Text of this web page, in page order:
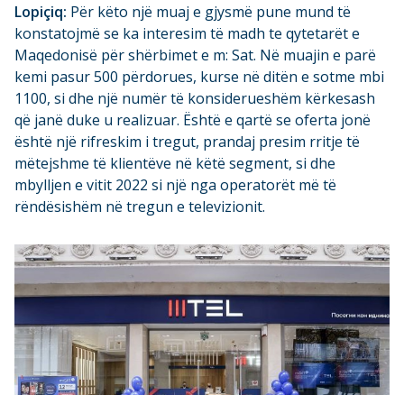
Lopiçiq: Për këto një muaj e gjysmë pune mund të
konstatojmë se ka interesim të madh te qytetarët e
Maqedonisë për shërbimet e m: Sat. Në muajin e parë
kemi pasur 500 përdorues, kurse në ditën e sotme mbi
1100, si dhe një numër të konsiderueshëm kërkesash
që janë duke u realizuar. Është e qartë se oferta jonë
është një rifreskim i tregut, prandaj presim rritje të
mëtejshme të klientëve në këtë segment, si dhe
mbylljen e vitit 2022 si një nga operatorët më të
rëndësishëm në tregun e televizionit.